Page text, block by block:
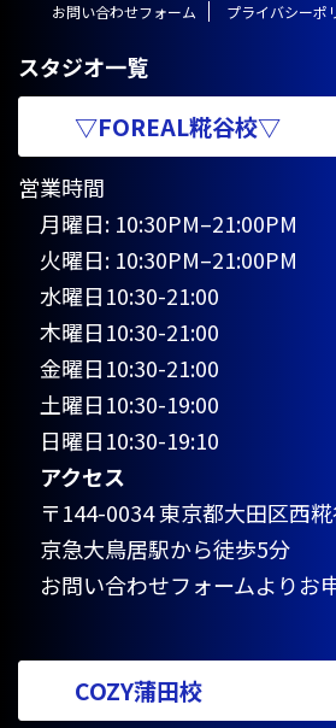
お問い合わせフォーム プライバシーポ
スタジオ一覧
▽FOREAL糀谷校▽
営業時間
月曜日: 10:30PM–21:00PM
火曜日: 10:30PM–21:00PM
水曜日10:30-21:00
木曜日10:30-21:00
金曜日10:30-21:00
土曜日10:30-19:00
日曜日10:30-19:10
アクセス
〒144-0034 東京都大田区西
京急大鳥居駅から徒歩5分
お問い合わせフォームよりお
COZY蒲田校